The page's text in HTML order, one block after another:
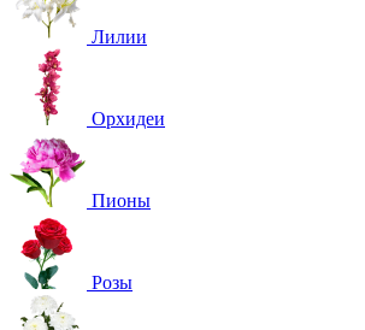
Лилии
Орхидеи
Пионы
Розы